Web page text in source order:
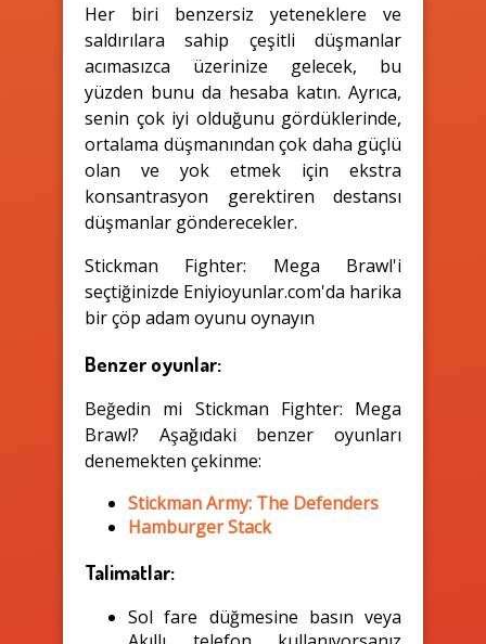
Her biri benzersiz yeteneklere ve
saldırılara sahip çeşitli düşmanlar
acımasızca üzerinize gelecek, bu
yüzden bunu da hesaba katın. Ayrıca,
senin çok iyi olduğunu gördüklerinde,
ortalama düşmanından çok daha güçlü
olan ve yok etmek için ekstra
konsantrasyon gerektiren destansı
düşmanlar gönderecekler.
Stickman Fighter: Mega Brawl'i
seçtiğinizde Eniyioyunlar.com'da harika
bir çöp adam oyunu oynayın
Benzer oyunlar:
Beğedin mi Stickman Fighter: Mega
Brawl? Aşağıdaki benzer oyunları
denemekten çekinme:
Stickman Army: The Defenders
Hamburger Stack
Talimatlar:
Sol fare düğmesine basın veya